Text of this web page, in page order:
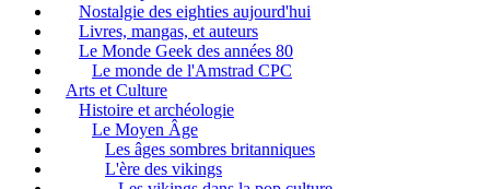
Nostalgie des eighties aujourd'hui
Livres, mangas, et auteurs
Le Monde Geek des années 80
Le monde de l'Amstrad CPC
Arts et Culture
Histoire et archéologie
Le Moyen Âge
Les âges sombres britanniques
L'ère des vikings